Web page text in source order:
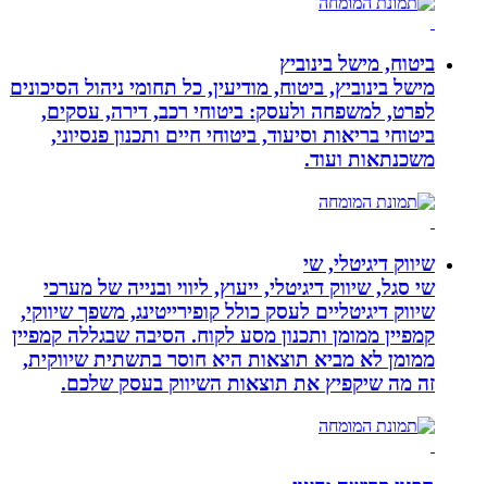
ביטוח, מישל בינוביץ
מישל בינוביץ, ביטוח, מודיעין, כל תחומי ניהול הסיכונים
לפרט, למשפחה ולעסק: ביטוחי רכב, דירה, עסקים,
ביטוחי בריאות וסיעוד, ביטוחי חיים ותכנון פנסיוני,
משכנתאות ועוד.
שיווק דיגיטלי, שי
שי סגל, שיווק דיגיטלי, ייעוץ, ליווי ובנייה של מערכי
שיווק דיגיטליים לעסק כולל קופירייטינג, משפך שיווקי,
קמפיין ממומן ותכנון מסע לקוח. הסיבה שבגללה קמפיין
ממומן לא מביא תוצאות היא חוסר בתשתית שיווקית,
זה מה שיקפיץ את תוצאות השיווק בעסק שלכם.